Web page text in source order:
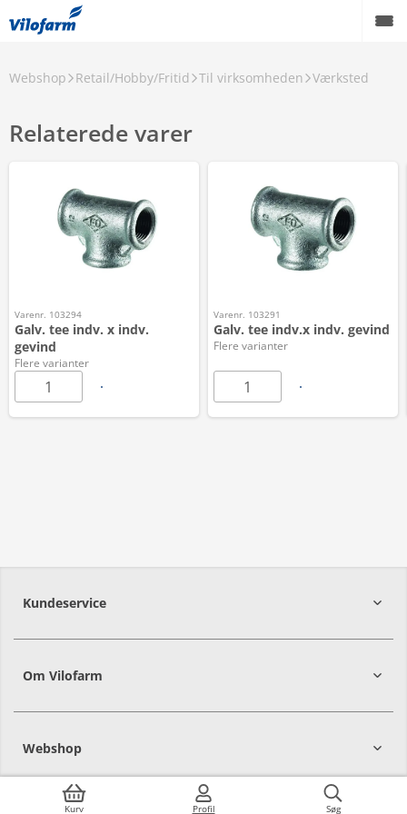
Kurv Profil Søg
Webshop Retail/Hobby/Fritid Til virksomheden Værksted
Relaterede varer
Varenr. 103294
Galv. tee indv. x indv.
gevind
Flere varianter
Varenr. 103291
Galv. tee indv.x indv. gevind
Flere varianter
Kundeservice
Om Vilofarm
Webshop